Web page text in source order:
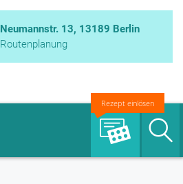
Neumannstr. 13, 13189 Berlin
Routenplanung
Rezept einlösen